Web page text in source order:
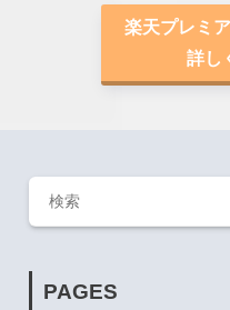
楽天プレミ
詳し
PAGES